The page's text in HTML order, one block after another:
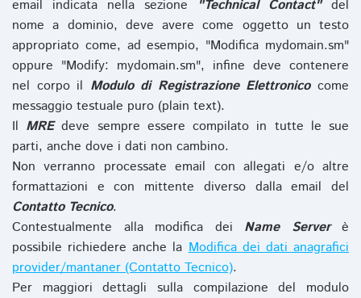
email indicata nella sezione
"Technical Contact"del
nome a dominio, deve avere come oggetto un testo
appropriato come, ad esempio, "Modifica mydomain.sm"
oppure "Modify: mydomain.sm", infine deve contenere
nel corpo il Modulo di Registrazione Elettronicocome
messaggio testuale puro (plain text).
Il MREdeve sempre essere compilato in tutte le sue
parti, anche dove i dati non cambino.
Non verranno processate email con allegati e/o altre
formattazioni e con mittente diverso dalla email del
Contatto Tecnico.
Contestualmente alla modifica dei Name Serverè
possibile richiedere anche laModifica dei dati anagrafici
provider/mantaner (Contatto Tecnico).
Per maggiori dettagli sulla compilazione del modulo